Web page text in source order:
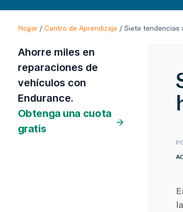
Hogar/ Centro de Aprendizaje / Siete tendencias
Ahorre miles en
reparaciones de
vehículos con
Endurance.
Obtenga una cuota
gratis